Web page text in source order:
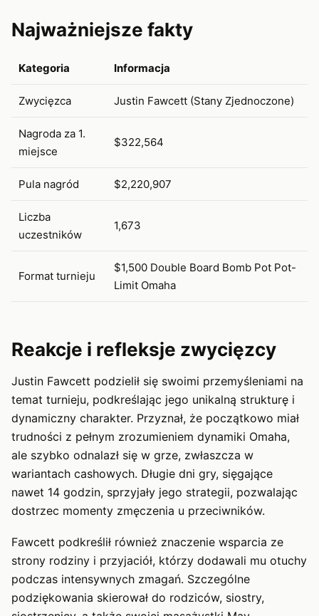
Najważniejsze fakty
Kategoria Informacja
Zwycięzca Justin Fawcett (Stany Zjednoczone)
Nagroda za 1.
miejsce
$322,564
Pula nagród $2,220,907
Liczba
uczestników
1,673
Format turnieju
$1,500 Double Board Bomb Pot Pot-
Limit Omaha
Reakcje i refleksje zwycięzcy
Justin Fawcett podzielił się swoimi przemyśleniami na
temat turnieju, podkreślając jego unikalną strukturę i
dynamiczny charakter. Przyznał, że początkowo miał
trudności z pełnym zrozumieniem dynamiki Omaha,
ale szybko odnalazł się w grze, zwłaszcza w
wariantach cashowych. Długie dni gry, sięgające
nawet 14 godzin, sprzyjały jego strategii, pozwalając
dostrzec momenty zmęczenia u przeciwników.
Fawcett podkreślił również znaczenie wsparcia ze
strony rodziny i przyjaciół, którzy dodawali mu otuchy
podczas intensywnych zmagań. Szczególne
podziękowania skierował do rodziców, siostry,